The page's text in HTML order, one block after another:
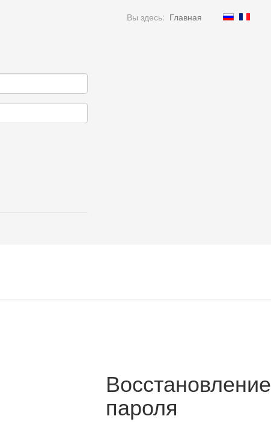
Вы здесь: Главная
Восстановление
пароля